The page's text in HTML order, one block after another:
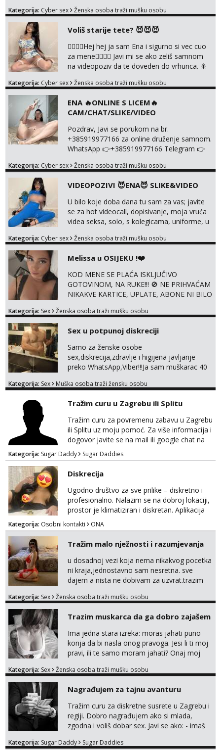
@enafriedrichkis NEE radimo sastnke uzivo
Kategorija: Cyber sex Ženska osoba traži mušku osobu
Voliš starije tete? 😈😈😈
❤️‍🔥❤️‍🔥Hej hej ja sam Ena i sigurno si vec cuo
za mene❤️‍🔥❤️‍🔥 Javi mi se ako zeliš samnom
na videopoziv da te doveden do vrhunca. 🎇
@enafriedrichkis Radim samo ONLINE I
Kategorija: Cyber sex Ženska osoba traži mušku osobu
ENA 🔥ONLINE S LICEM🔥
CAM/CHAT/SLIKE/VIDEO
Pozdrav, Javi se porukom na br.
+385919977166 za online druženje samnom.
WhatsApp 👉+385919977166 Telegram 👉
solo i s partnerom, kolegicama
haljine, štikle, samostojeće itd. Nudim
svakakva videa seksa, pušenje, razne
lokacije, suradnje s kolegicama, fetiši..
Dopisivanje i slike također radim. NIŠTA UŽI...
Kategorija: Cyber sex Ženska osoba traži mušku osobu
VIDEOPOZIVI 😈ENA😈 SLIKE&VIDEO
U bilo koje doba dana tu sam za vas; javite
se za hot videocall, dopisivanje, moja vruća
videa seksa, solo, s kolegicama, uniforme, u
+385919977166 Telegram 👉
UŽIVO
Kategorija: Cyber sex Ženska osoba traži mušku osobu
Melissa u OSIJEKU !❤️
KOD MENE SE PLAĆA ISKLJUČIVO
GOTOVINOM, NA RUKE!!! 🚫 NE PRIHVAĆAM
NIKAKVE KARTICE, UPLATE, ABONE NI BILO
SAMO GOTOVINA!!! Moje fotografije su
za dopisivanja Za dogovor mi piši direktno na
WhatsApp – ako znaš što želiš, bit će ti
nagrađeno.
Kategorija: Sex Ženska osoba traži mušku osobu
Sex u potpunoj diskreciji
Samo za ženske osobe
sex,diskrecija,zdravlje i higijena javljanje
preko WhatsApp,Viber!!!Ja sam muškarac 40
sve stvar dogovora otvoren za sve
Kategorija: Sex Muška osoba traži žensku osobu
Tražim curu u Zagrebu ili Splitu
Tražim curu za povremenu zabavu u Zagrebu
ili Splitu uz moju pomoć. Za više informacija i
dogovor javite se na mail ili google chat na
oneofakind999111@gmail.com
Kategorija: Sugar Daddy Sugar Daddies
Diskrecija
Ugodno društvo za sve prilike – diskretno i
profesionalno. Nalazim se na dobroj lokaciji,
prostor je klimatiziran i diskretan. Aplikacija
what sapp 0957660399.
Kategorija: Osobni kontakti ONA
Tražim malo nježnosti i razumjevanja
u dosadnoj vezi koja nema nikakvog pocetka
ni kraja,jednostavno sam nesretna. sve
dajem a nista ne dobivam za uzvrat.trazim
trazim puno samo malo njeznosti i
poljupce po tijelu koji me jako
pale,obozavam kad muskarac preuzme
kontrolu . javi se :) Klikni na link ispod i nadji
me tamo, cekam te!
Kategorija: Sex Ženska osoba traži mušku osobu
Trazim muskarca da ga dobro zajašem
Ima jedna stara izreka: moras jahati puno
konja da bi nasla onog pravoga. Jesi li ti moj
pravi, ili te samo moram jahati? Onaj moj
na sexdater link i javi mi se tamo....
Kategorija: Sex Ženska osoba traži mušku osobu
Nagrađujem za tajnu avanturu
Tražim curu za diskretne susrete u Zagrebu i
regiji. Dobro nagrađujem ako si mlada,
zgodna i voliš dobar sex. Javi se ako: - imaš
kosu - se dobro ljubiš - si fleksibilna s
Kategorija: Sugar Daddy Sugar Daddies